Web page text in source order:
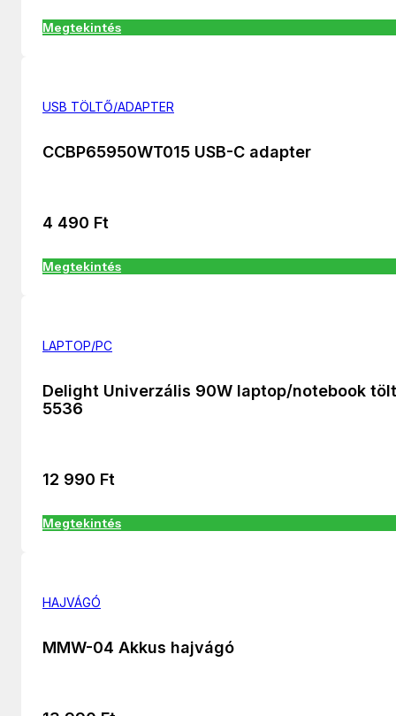
Megtekintés
USB TÖLTŐ/ADAPTER
CCBP65950WT015 USB-C adapter
4 490 Ft
Megtekintés
LAPTOP/PC
Delight Univerzális 90W laptop/notebook
5536
12 990 Ft
Megtekintés
HAJVÁGÓ
MMW-04 Akkus hajvágó